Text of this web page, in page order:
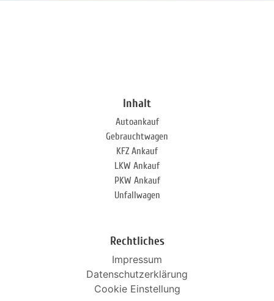
Inhalt
Autoankauf
Gebrauchtwagen
KFZ Ankauf
LKW Ankauf
PKW Ankauf
Unfallwagen
Rechtliches
Impressum
Datenschutzerklärung
Cookie Einstellung